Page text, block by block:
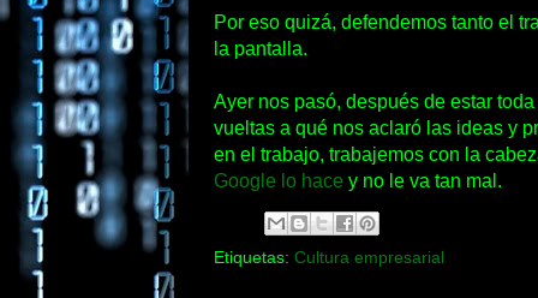
Por eso quizá, defendemos tanto el
la pantalla.
Ayer nos pasó, después de estar
vueltas a qué nos aclaró las ideas y
en el trabajo, trabajemos con la
Google lo hace y no le va tan mal.
Etiquetas: Cultura empresarial